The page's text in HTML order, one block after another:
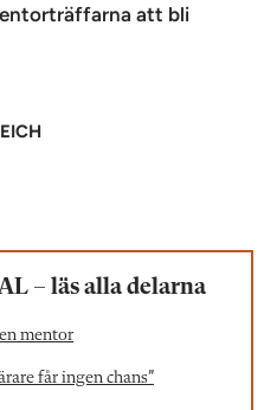
att bli
– läs alla delarna
mentor
får ingen chans”